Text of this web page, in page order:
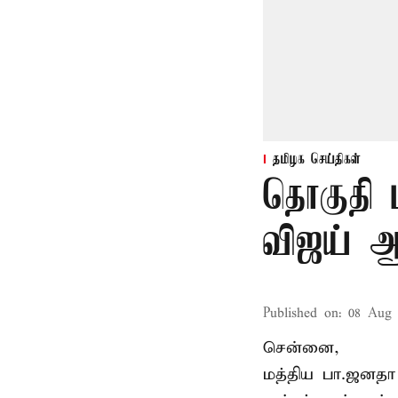
தமிழக செய்திகள்
விஜய்
Published on: 08 Aug
சென்னை,
மத்திய